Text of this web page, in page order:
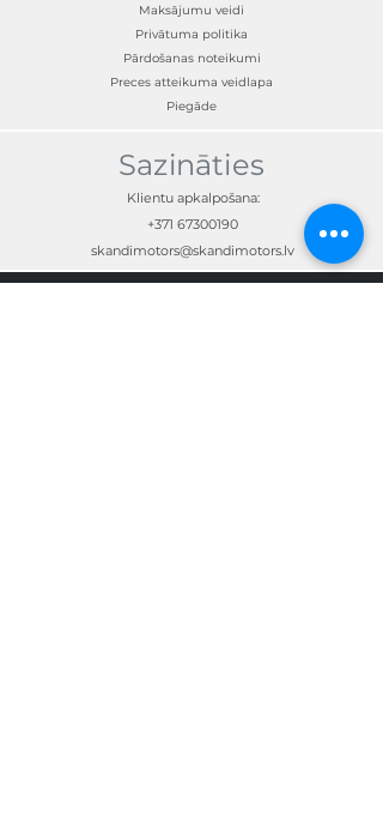
Maksājumu veidi
Privātuma politika
Pārdošanas noteikumi
Preces atteikuma veidlapa
Piegāde
Sazināties
Klientu apkalpošana:
+371 67300190
skandimotors@skandimotors.lv